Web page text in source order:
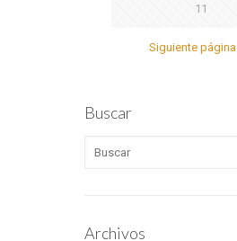
11
Siguiente página
Buscar
Archivos